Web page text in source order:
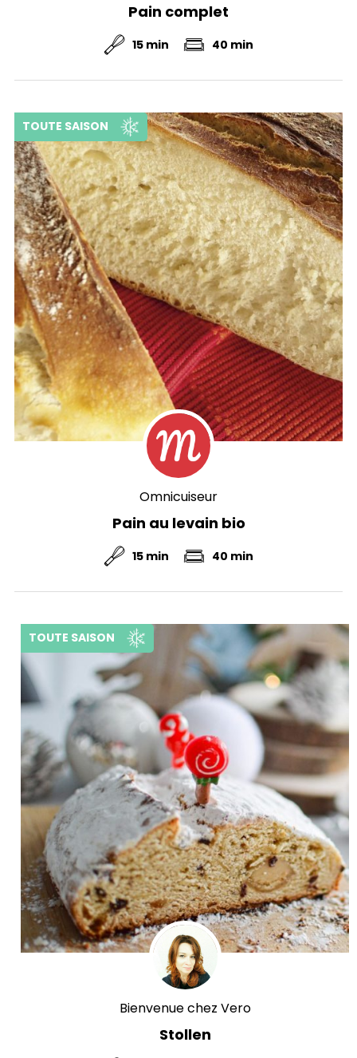
Pain complet
15 min 40 min
Omnicuiseur
TOUTE SAISON
Pain au levain bio
15 min 40 min
Bienvenue chez Vero
TOUTE SAISON
Stollen